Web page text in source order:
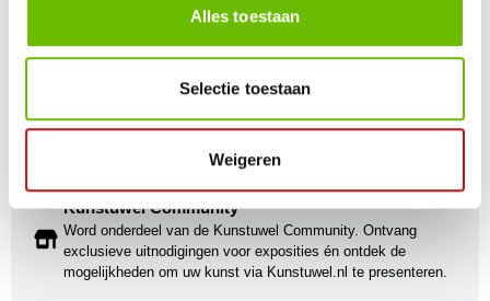
Alles toestaan
Selectie toestaan
Weigeren
Stijlvolle kunstobjecten voor elke smaak, interieur en/of tuin.
gebracht!
Kunstuwel Community
Word onderdeel van de Kunstuwel Community. Ontvang
exclusieve uitnodigingen voor exposities én ontdek de
mogelijkheden om uw kunst via Kunstuwel.nl te presenteren.